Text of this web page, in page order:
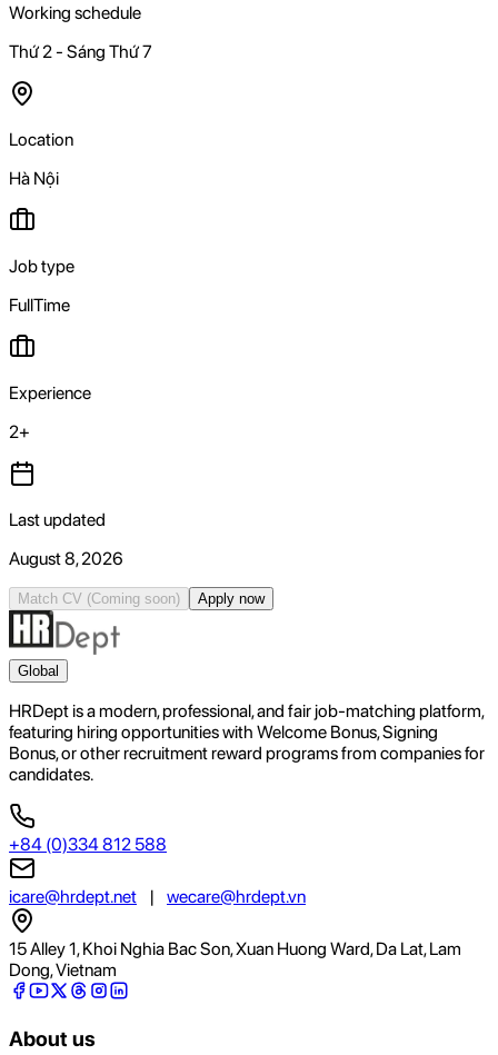
Working schedule
Thứ 2 - Sáng Thứ 7
Location
Hà Nội
Job type
FullTime
Experience
2+
Last updated
August 8, 2026
Match CV (Coming soon) Apply now
Global
HRDept is a modern, professional, and fair job-matching platform,
featuring hiring opportunities with Welcome Bonus, Signing
Bonus, or other recruitment reward programs from companies for
candidates.
+84 (0)334 812 588
icare@hrdept.net | wecare@hrdept.vn
15 Alley 1, Khoi Nghia Bac Son, Xuan Huong Ward, Da Lat, Lam
Dong, Vietnam
About us